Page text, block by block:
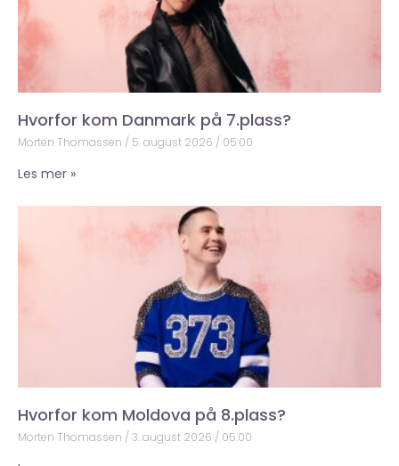
Hvorfor kom Danmark på 7.plass?
Morten Thomassen 5. august 2026 05:00
Les mer »
Hvorfor kom Moldova på 8.plass?
Morten Thomassen 3. august 2026 05:00